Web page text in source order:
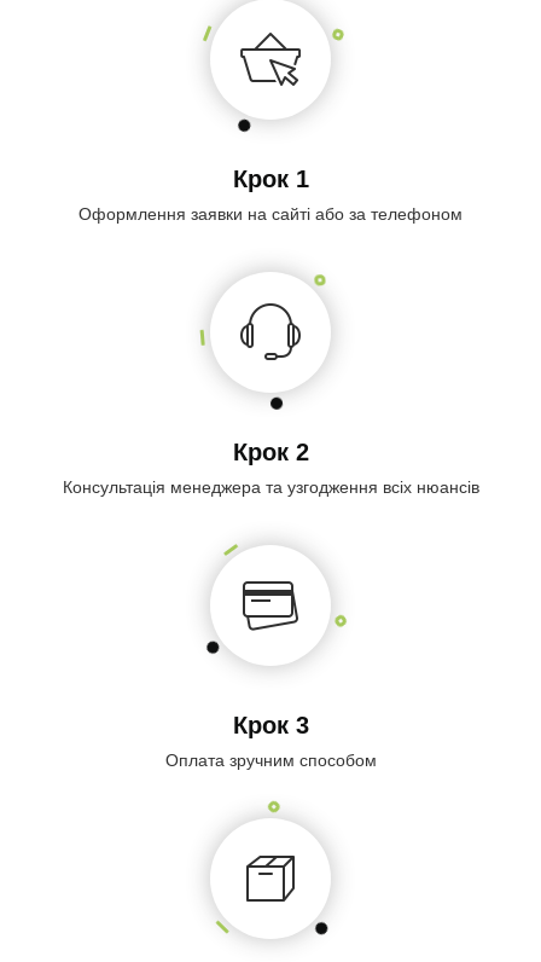
Крок 1
Оформлення заявки на сайті або за телефоном
Крок 2
Консультація менеджера та узгодження всіх нюансів
Крок 3
Оплата зручним способом